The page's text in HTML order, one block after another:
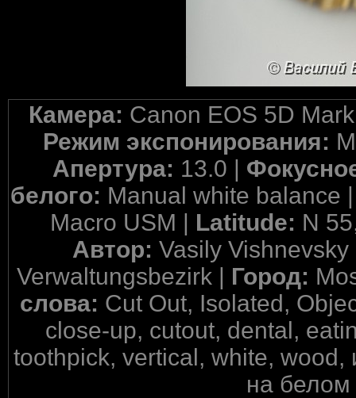
Камера: Canon EOS 5D
Режим экспонирования:
Апертура: 13.0 |
белого: Manual white balance
Macro USM | Latitude: N
Автор: Vasily
Verwaltungsbezirk | Город:
слова: Cut Out, Isolated,
close-up, cutout, dental,
toothpick, vertical, white, wood,
на